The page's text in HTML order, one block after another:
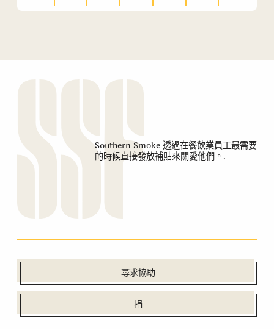
动,
动,
动,
动,
动,
动,
动,
Southern Smoke 透過在餐飲業員工最需要
的時候直接發放補貼來關愛他們。.
尋求協助
捐